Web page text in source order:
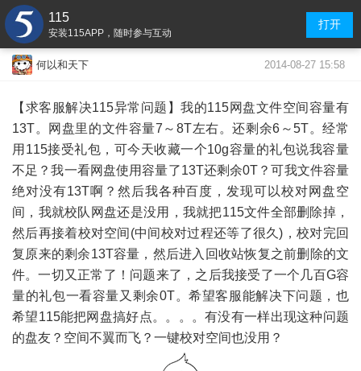
115
安装115APP，随时参与互动
打开
何以和天下 2014-08-27 15:58
【求客服解决115异常问题】我的115网盘文件空间容量有
13T。网盘里的文件容量7～8T左右。还剩余6～5T。经常
用115接受礼包，可今天收藏一个10g容量的礼包说我容量
不足？我一看网盘使用容量了13T还剩余0T？可我文件容量
绝对没有13T啊？然后我各种百度，发现可以校对网盘空
间，我就校队网盘还是没用，我就把115文件全部删除掉，
然后再接着校对空间(中间校对过程还等了很久)，校对完回
复原来的剩余13T容量，然后进入回收站恢复之前删除的文
件。一切又正常了！问题来了，之后我接受了一个几百G容
量的礼包一看容量又剩余0T。希望客服能解决下问题，也
希望115能把网盘搞好点。。。。有没有一样出现这种问题
的盘友？空间不翼而飞？一键校对空间也没用？